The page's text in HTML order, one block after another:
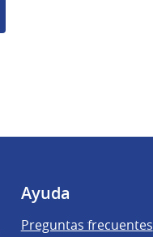
Ayuda
Preguntas frecuentes